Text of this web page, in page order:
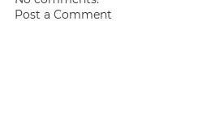
Post a Comment